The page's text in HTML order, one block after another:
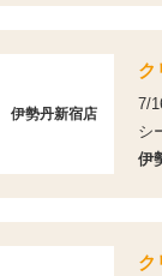
伊勢丹新宿店
ク
7/
シ
伊
ク